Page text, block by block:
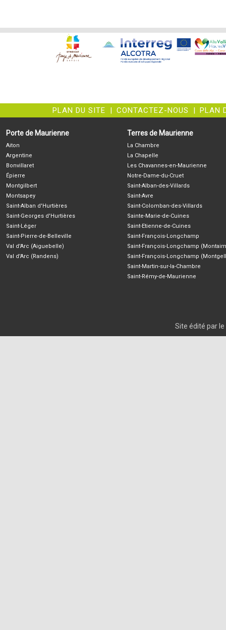
PLAN DU SITE | CONTACTEZ-NOUS | PLAN
Porte de Maurienne
Aiton
Argentine
Bonvillaret
Épierre
Montgilbert
Montsapey
Saint-Alban d'Hurtières
Saint-Georges d'Hurtières
Saint-Léger
Saint-Pierre-de-Belleville
Val d'Arc (Aiguebelle)
Val d'Arc (Randens)
Terres de Maurienne
La Chambre
La Chapelle
Les Chavannes-en-Maurienne
Notre-Dame-du-Cruet
Saint-Alban-des-Villards
Saint-Avre
Saint-Colomban-des-Villards
Sainte-Marie-de-Cuines
Saint-Etienne-de-Cuines
Saint-François-Longchamp
Saint-François-Longchamp
Saint-François-Longchamp
Saint-Martin-sur-la-Chambre
Saint-Rémy-de-Maurienne
Site édité par